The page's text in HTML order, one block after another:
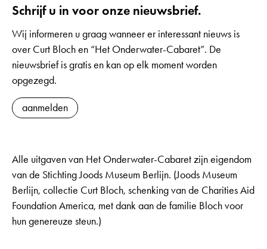
Schrijf u in voor onze nieuwsbrief.
Wij informeren u graag wanneer er interessant nieuws is
over Curt Bloch en “Het Onderwater-Cabaret”. De
nieuwsbrief is gratis en kan op elk moment worden
opgezegd.
aanmelden
Alle uitgaven van Het Onderwater-Cabaret zijn eigendom
van de Stichting Joods Museum Berlijn. (Joods Museum
Berlijn, collectie Curt Bloch, schenking van de Charities Aid
Foundation America, met dank aan de familie Bloch voor
hun genereuze steun.)